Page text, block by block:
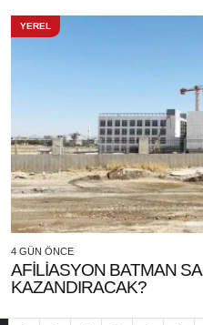
YEREL
4 GÜN ÖNCE
AFİLİASYON BATMAN
KAZANDIRACAK?